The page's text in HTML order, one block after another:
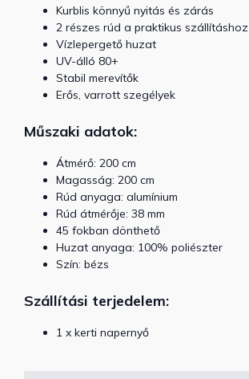
Kurblis könnyű nyitás és zárás
2 részes rúd a praktikus szállításhoz
Vízlepergető huzat
UV-álló 80+
Stabil merevítők
Erős, varrott szegélyek
Műszaki adatok:
Átmérő: 200 cm
Magasság: 200 cm
Rúd anyaga: alumínium
Rúd átmérője: 38 mm
45 fokban dönthető
Huzat anyaga: 100% poliészter
Szín: bézs
Szállítási terjedelem:
1 x kerti napernyő